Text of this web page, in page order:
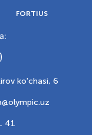
FORTIUS
ko'chasi, 6
41